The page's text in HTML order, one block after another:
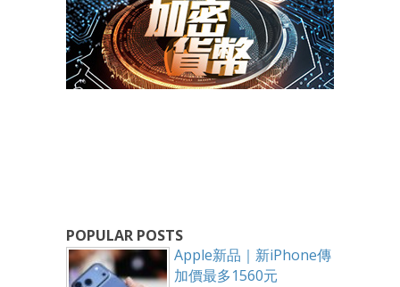
POPULAR POSTS
Apple新品｜新iPhone傳
加價最多1560元